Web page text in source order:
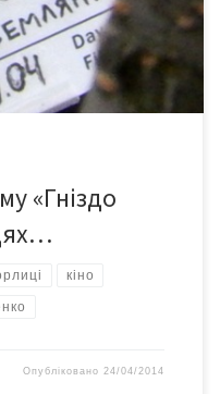
«Гніздо
кіно
Опубліковано24/04/2014